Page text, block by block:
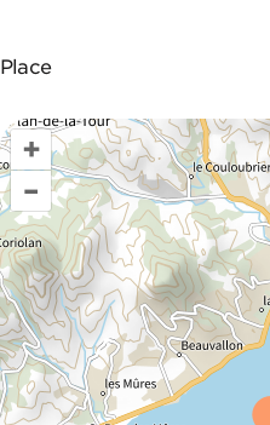
Place
+
–